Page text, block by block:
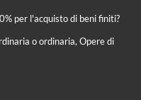
per l'acquisto di beni finiti?
o ordinaria, Opere di